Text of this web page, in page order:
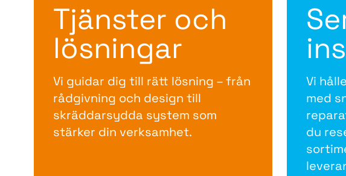
Tjänster och
lösningar
Vi guidar dig till rätt lösning – från
rådgivning och design till
skräddarsydda system som
stärker din verksamhet.
Vi
med
du